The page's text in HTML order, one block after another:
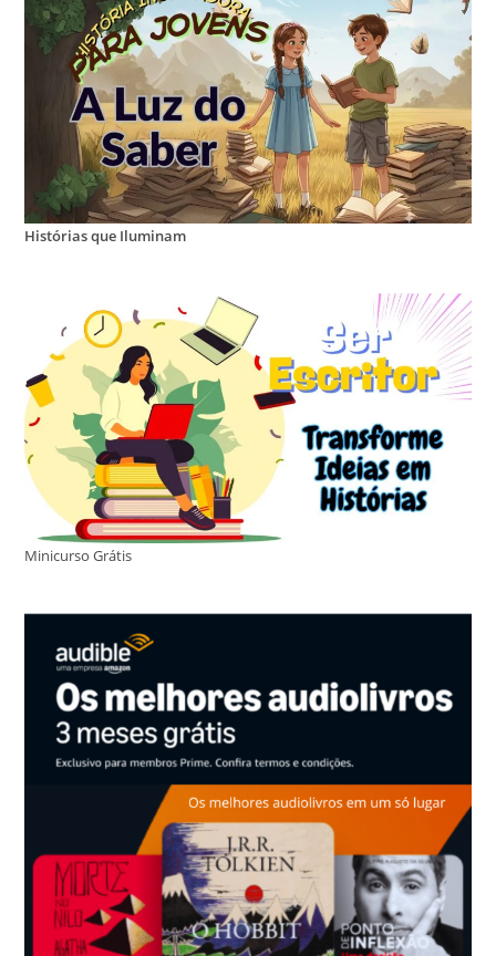
Histórias que Iluminam
Minicurso Grátis